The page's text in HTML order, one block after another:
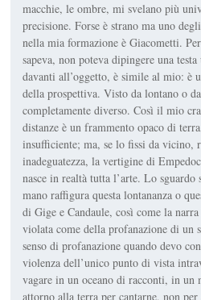
macchie, le ombre, mi svelano più
precisione. Forse è strano ma uno
nella mia formazione è Giacometti.
sapeva, non poteva dipingere una
davanti all’oggetto, è simile al mio: è
della prospettiva. Visto da lontano o
completamente diverso. Così il mio
distanze è un frammento opaco di
insufficiente; ma, se lo fissi da vicino,
inadeguatezza, la vertigine di
nasce in realtà tutta l’arte. Lo
mano raffigura questa lontananza o
di Gige e Candaule, così come la
violata come della profanazione di un
senso di profanazione quando devo
violenza dell’unico punto di vista
vagare in un oceano di racconti, in
attorno alla terra per cantarne, non